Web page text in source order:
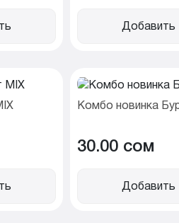
Добавить
Комбо новинка
30.00 cом
Добавить